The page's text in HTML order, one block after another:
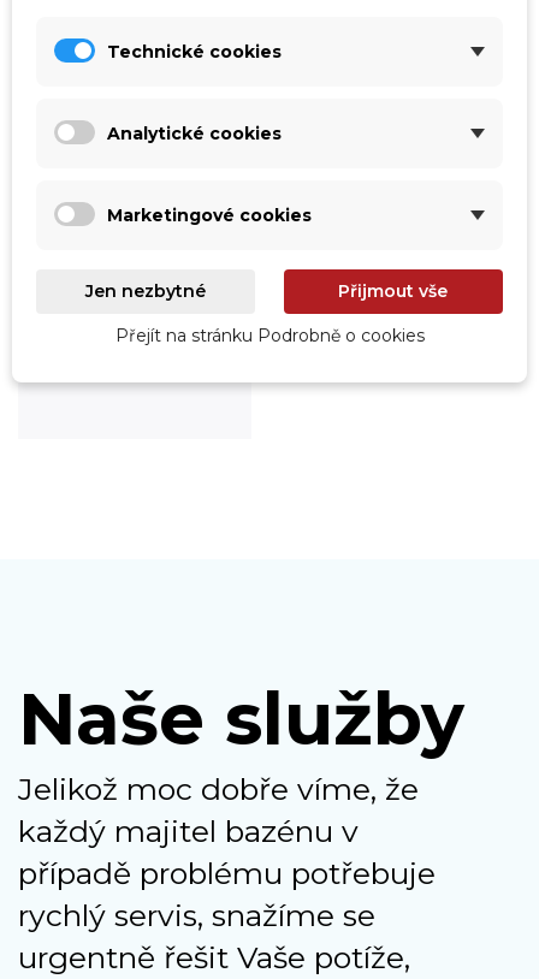
Roboty
Naše služby
Jelikož moc dobře víme, že
každý majitel bazénu v
případě problému potřebuje
rychlý servis, snažíme se
urgentně řešit Vaše potíže,
Technické cookies
Analytické cookies
Marketingové cookies
Jen nezbytné Přijmout vše
Přejít na stránku Podrobně o cookies